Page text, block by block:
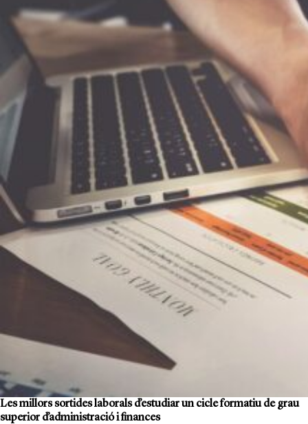
Les millors sortides laborals d’estudiar un cicle formatiu de grau
superior d’administració i finances